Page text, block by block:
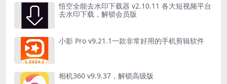
悟空全能去水印下载器 v2.10.11 各大短视频平台
去水印下载，解锁会员版
小影 Pro v9.21.1一款非常好用的手机剪辑软件
相机360 v9.9.37，解锁高级版